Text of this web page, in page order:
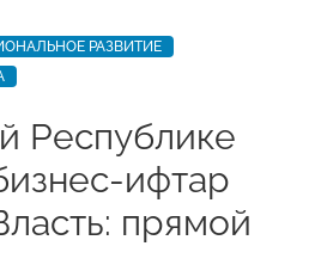
РАЗВИТИЕ
Республике
ифтар
прямой